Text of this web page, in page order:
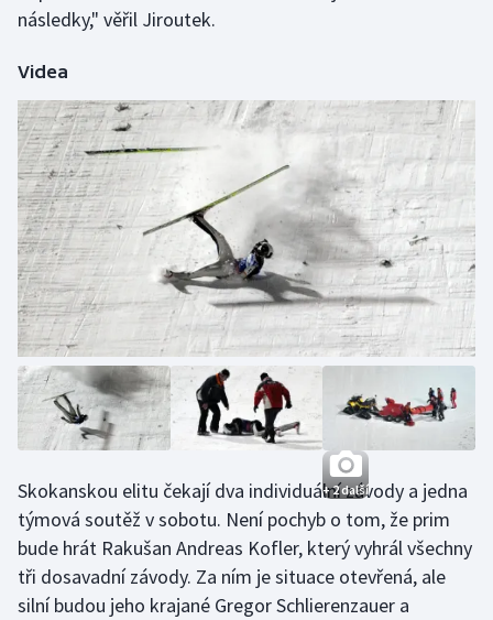
následky," věřil Jiroutek.
Videa
+ 2 další
Skokanskou elitu čekají dva individuální závody a jedna
týmová soutěž v sobotu. Není pochyb o tom, že prim
bude hrát Rakušan Andreas Kofler, který vyhrál všechny
tři dosavadní závody. Za ním je situace otevřená, ale
silní budou jeho krajané Gregor Schlierenzauer a